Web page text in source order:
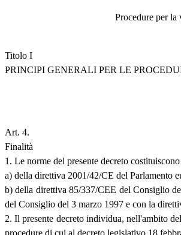
Procedure per la
Titolo I
PRINCIPI GENERALI PER LE
Art. 4.
Finalità
1. Le norme del presente decreto
a) della direttiva 2001/42/CE del Parlamento
b) della direttiva 85/337/CEE del Consiglio
del Consiglio del 3 marzo 1997 e con la
2. Il presente decreto individua, nell'ambito